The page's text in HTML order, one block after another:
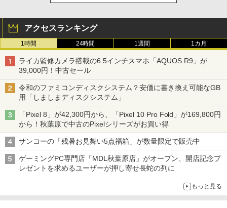
アクセスランキング
1時間 24時間 1週間 1カ月
ライカ監修カメラ搭載の6.5インチスマホ「AQUOS R9」が
39,000円！中古セール
令和のファミコンディスクシステム？安価に書き換え可能なGB
用「しましまディスクシステム」
「Pixel 8」が42,300円から、「Pixel 10 Pro Fold」が169,800円
から！秋葉原で中古のPixelシリーズがお買い得
サンコーの「残暑お見舞い5点福箱」が数量限定で販売中
ゲーミングPC専門店「MDL秋葉原店」がオープン、開店記念プ
レゼントを求めるユーザーが押し寄せ長蛇の列に
もっと見る